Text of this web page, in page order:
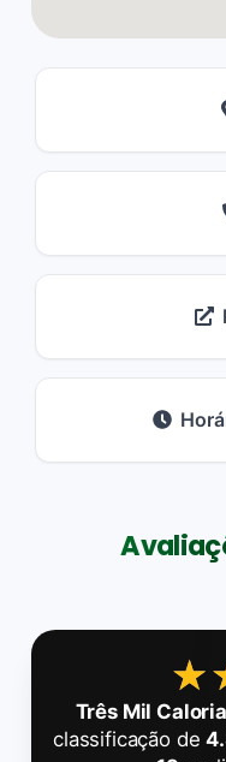
Três Mil
classificação de